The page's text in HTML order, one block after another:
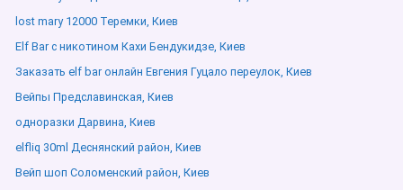
lost mary 12000 Теремки, Киев
Elf Bar с никотином Кахи Бендукидзе, Киев
Заказать elf bar онлайн Евгения Гуцало переулок, Киев
Вейпы Предславинская, Киев
одноразки Дарвина, Киев
elfliq 30ml Деснянский район, Киев
Вейп шоп Соломенский район, Киев